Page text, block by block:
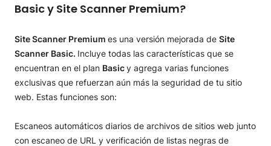
Basic y Site Scanner Premium?
Site Scanner Premium es una versión mejorada de Site
Scanner Basic. Incluye todas las características que se
encuentran en el plan Basicy agrega varias funciones
exclusivas que refuerzan aún más la seguridad de tu sitio
web. Estas funciones son:
Escaneos automáticos diarios de archivos de sitios web junto
con escaneo de URL y verificación de listas negras de